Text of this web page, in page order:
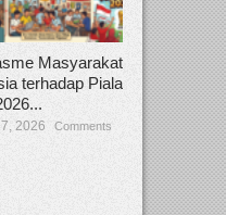
Masyarakat
terhadap Piala
2026
Comments